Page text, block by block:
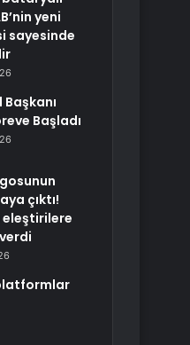
yeni
sayesinde
Başkanı
Başladı
çıktı!
eleştirilere